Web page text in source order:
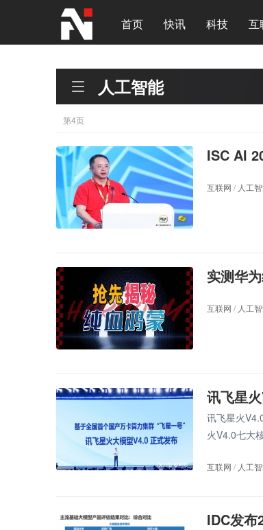
首页 快讯 科技 互
人工智能
第4页
ISC AI
互联网 / 人工
实测华
互联网 / 人工
讯飞星
讯飞星火
火V4.0七大
互联网 / 人工
IDC发布